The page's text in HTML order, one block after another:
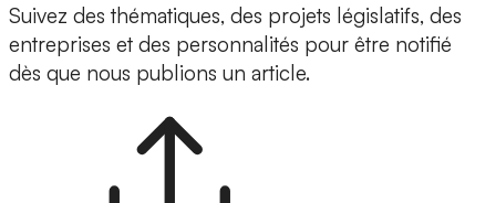
Suivez des thématiques, des projets législatifs, des
entreprises et des personnalités pour être notifié
dès que nous publions un article.